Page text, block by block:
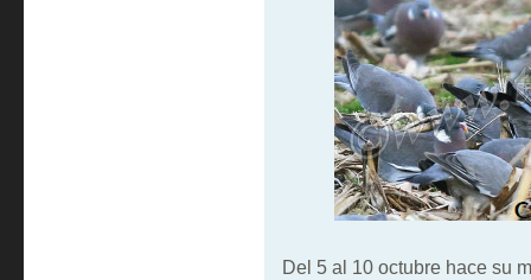
Del 5 al 10 octubre hace su